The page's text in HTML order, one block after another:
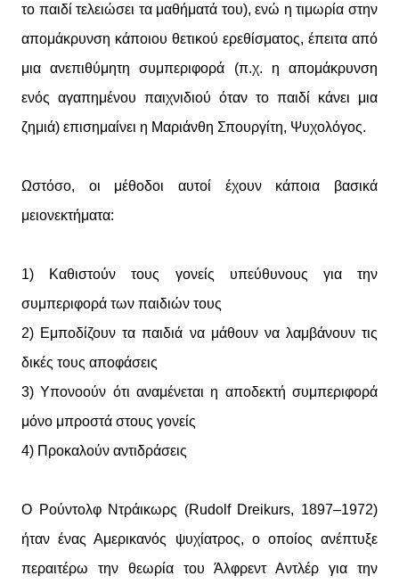
το παιδί τελειώσει τα μαθήματά του), ενώ η τιμωρία στην
απομάκρυνση κάποιου θετικού ερεθίσματος, έπειτα από
μια ανεπιθύμητη συμπεριφορά (π.χ. η απομάκρυνση
ενός αγαπημένου παιχνιδιού όταν το παιδί κάνει μια
ζημιά) επισημαίνει η Μαριάνθη Σπουργίτη, Ψυχολόγος.
Ωστόσο, οι μέθοδοι αυτοί έχουν κάποια βασικά
μειονεκτήματα:
1) Καθιστούν τους γονείς υπεύθυνους για την
συμπεριφορά των παιδιών τους
2) Εμποδίζουν τα παιδιά να μάθουν να λαμβάνουν τις
δικές τους αποφάσεις
3) Υπονοούν ότι αναμένεται η αποδεκτή συμπεριφορά
μόνο μπροστά στους γονείς
4) Προκαλούν αντιδράσεις
Ο Ρούντολφ Ντράικωρς (Rudolf Dreikurs, 1897–1972)
ήταν ένας Αμερικανός ψυχίατρος, ο οποίος ανέπτυξε
περαιτέρω την θεωρία του Άλφρεντ Αντλέρ για την